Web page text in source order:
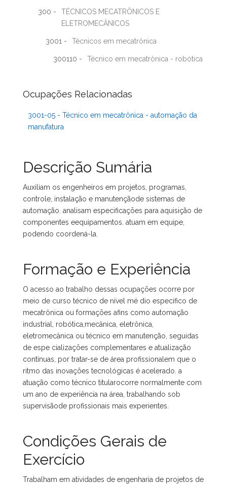
300 -
TÉCNICOS MECATRÔNICOS E
ELETROMECÂNICOS
3001 - Técnicos em mecatrônica
300110 - Técnico em mecatrônica - robótica
Ocupações Relacionadas
3001-05 - Técnico em mecatrônica - automação da
manufatura
Descrição Sumária
Auxiliam os engenheiros em projetos, programas,
controle, instalação e manutençãode sistemas de
automação. analisam especificações para aquisição de
componentes eequipamentos. atuam em equipe,
podendo coordená-la.
Formação e Experiência
O acesso ao trabalho dessas ocupações ocorre por
meio de curso técnico de nível mé dio específico de
mecatrônica ou formações afins como automação
industrial, robótica,mecânica, eletrônica,
eletromecânica ou técnico em manutenção, seguidas
de espe cializações complementares e atualização
contínuas, por tratar-se de área profissionalem que o
ritmo das inovações tecnológicas é acelerado. a
atuação como técnico titularocorre normalmente com
um ano de experiência na área, trabalhando sob
supervisãode profissionais mais experientes.
Condições Gerais de
Exercício
Trabalham em atividades de engenharia de projetos de